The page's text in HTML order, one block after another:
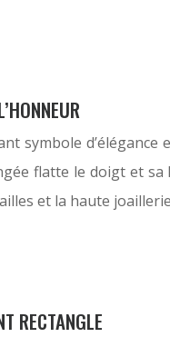
symbole
flatte le doigt et
et la haute
RECTANGLE